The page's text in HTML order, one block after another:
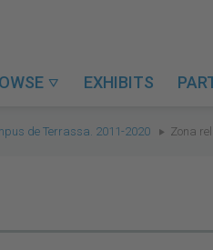
 EXHIBITS
de Terrassa. 2011-2020 Zona